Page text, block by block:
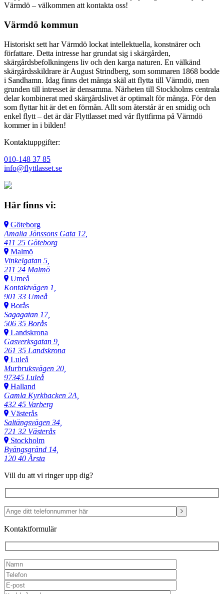
Värmdö – välkommen att kontakta oss!
Värmdö kommun
Historiskt sett har Värmdö lockat intellektuella, konstnärer och
författare. Detta intresse har grundat sig i skärgården,
skärgårdsbefolkningens liv och den karga naturen. En välkänd
skärgårdsskildrare är August Strindberg, som sommaren 1868 bodde
i Sandhamn. Idag finns det många skäl att flytta till Värmdö, men
grunden till intresset är densamma. Närheten till Stockholms centrala
delar kombinerat med skärgårdslivet är optimalt för många. För den
som flyttar hit är det en förmån. Allt som återstår är en smidig och
enkel flytt – det är där Flyttlasset med vår flyttfirma på Värmdö
kommer in i bilden!
Kontaktuppgifter:
010-148 37 85
info@flyttlasset.se
Här finns vi:
Göteborg
Amalia Jönssons Gata 12,
411 25 Göteborg
Malmö
Vinkelgatan 5,
211 24 Malmö
Umeå
Kontaktvägen 1,
901 33 Umeå
Borås
Sagagatan 17,
506 35 Borås
Landskrona
Gasverksgatan 9,
261 35 Landskrona
Luleå
Murbruksvägen 20,
97345 Luleå
Halland
Gamla Kyrkbacken 2A,
432 45 Varberg
Västerås
Saltängsvägen 34,
721 32 Västerås
Stockholm
Byängsgränd 14,
120 40 Årsta
Vill du att vi ringer upp dig?
Kontaktformulär